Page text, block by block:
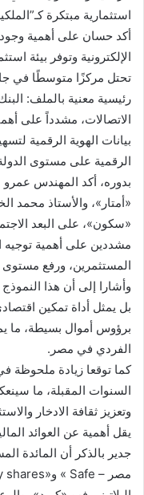
استثمارية مبتكرة
أكد حسان على أهمية وجود
الإلكترونية وتوفر بيئة
تحتل مركزًا متوسطًا في
رئيسية معنية بالملف:
الاتصالات، مشدداً على
بيانات الهوية الرقمية
الرقمية على مستوى
بدوره، أكد المهندس
«أمتار»، والأستاذ محمد
«سكون»، على البعد
مشددين على أهمية توجيه
المستثمرين، ورفع مستوى
وأشارا إلى أن هذا
بل يمثل أداة تمكين
برؤوس أموال بسيطة، ما
الفردي في مصر.
كما توقعا زيادة ملحوظة
السنوات المقبلة، ما
وتعزيز ثقافة الادخار
يقل أهمية عن العوائد
جدير بالذكر أن المائدة